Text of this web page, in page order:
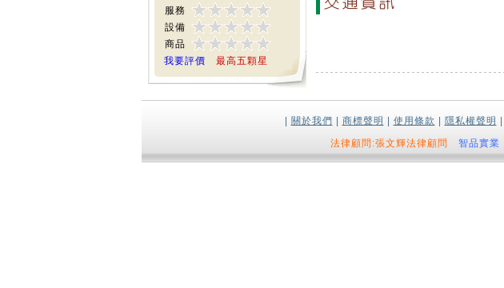
服務
設備
商品
我要評價
最高五顆星
關於我們 商標聲明 使用條款 隱私權聲明
法律顧問:張文輝法律顧問
智品實業